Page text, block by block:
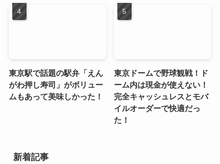
東京駅で話題の駅弁「えん
がわ押し寿司」がボリュー
ムもあって美味しかった！
東京ドームで野球観戦！ド
ーム内は現金が使えない！
完全キャッシュレスとモバ
イルオーダーで快適だっ
た！
新着記事